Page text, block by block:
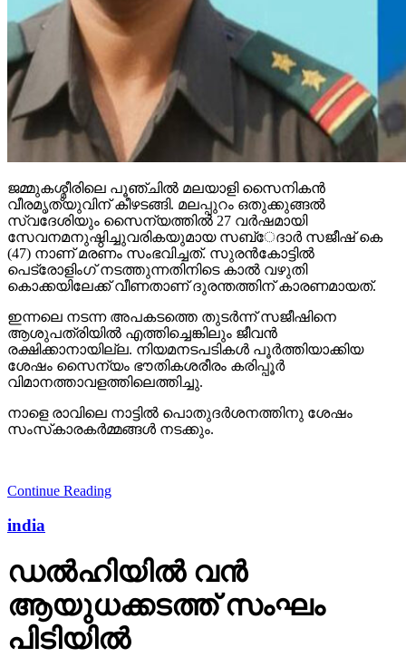
ജമ്മുകശ്മീരിലെ പൂഞ്ചില്‍ മലയാളി സൈനികന്‍
വീരമൃത്യുവിന് കീഴടങ്ങി. മലപ്പുറം ഒതുക്കുങ്ങല്‍
സ്വദേശിയും സൈന്യത്തില്‍ 27 വര്‍ഷമായി
സേവനമനുഷ്ഠിച്ചുവരികയുമായ സബ്േദാര്‍ സജീഷ് കെ
(47) നാണ് മരണം സംഭവിച്ചത്. സുരന്‍കോട്ടില്‍
പെട്രോളിംഗ് നടത്തുന്നതിനിടെ കാല്‍ വഴുതി
കൊക്കയിലേക്ക് വീണതാണ് ദുരന്തത്തിന് കാരണമായത്.
ഇന്നലെ നടന്ന അപകടത്തെ തുടര്‍ന്ന് സജീഷിനെ
ആശുപത്രിയില്‍ എത്തിച്ചെങ്കിലും ജീവന്‍
രക്ഷിക്കാനായില്ല. നിയമനടപടികള്‍ പൂര്‍ത്തിയാക്കിയ
ശേഷം സൈന്യം ഭൗതികശരീരം കരിപ്പൂര്‍
വിമാനത്താവളത്തിലെത്തിച്ചു.
നാളെ രാവിലെ നാട്ടില്‍ പൊതുദര്‍ശനത്തിനു ശേഷം
സംസ്‌കാരകര്‍മ്മങ്ങള്‍ നടക്കും.
Continue Reading
india
ഡല്‍ഹിയില്‍ വന്‍
ആയുധക്കടത്ത് സംഘം
പിടിയില്‍